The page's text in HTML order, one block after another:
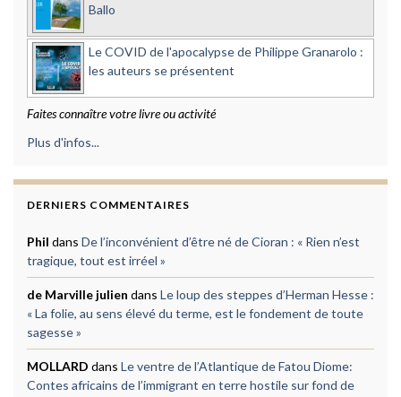
Ballo
Le COVID de l'apocalypse de Philippe Granarolo :
les auteurs se présentent
Faites connaître votre livre ou activité
Plus d'infos...
DERNIERS COMMENTAIRES
Phil dans De l’inconvénient d’être né de Cioran : « Rien n’est
tragique, tout est irréel »
de Marville julien dans Le loup des steppes d’Herman Hesse :
« La folie, au sens élevé du terme, est le fondement de toute
sagesse »
MOLLARD dans Le ventre de l’Atlantique de Fatou Diome:
Contes africains de l’immigrant en terre hostile sur fond de